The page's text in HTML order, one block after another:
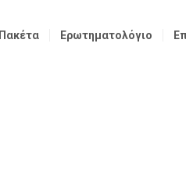
Πακέτα Ερωτηματολόγιο